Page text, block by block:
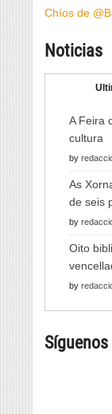
Chíos de
Noticias
A Feira
cultura
by
As
de seis
by
Oito
by